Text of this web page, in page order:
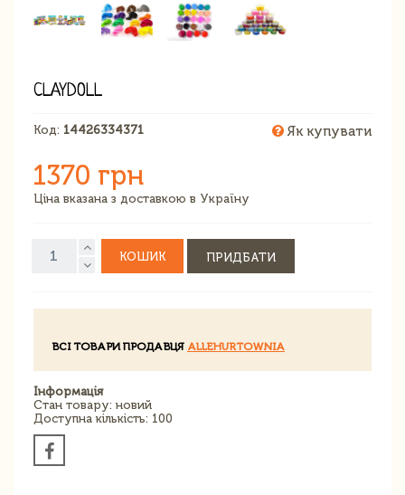
CLAYDOLL
Код: 14426334371 Як купувати
1370 грн
Ціна вказана з доставкою в Україну
КОШИК ПРИДБАТИ
ВСІ ТОВАРИ ПРОДАВЦЯ ALLEHURTOWNIA
Інформація
Стан товару: новий
Доступна кількість: 100